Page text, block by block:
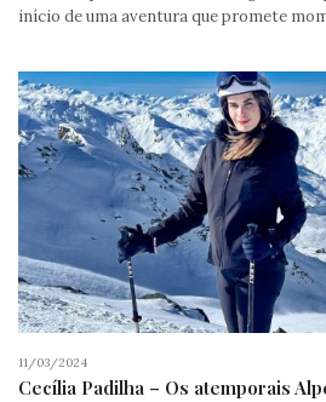
início de uma aventura que promete
11/03/2024
Cecília Padilha – Os atemporais